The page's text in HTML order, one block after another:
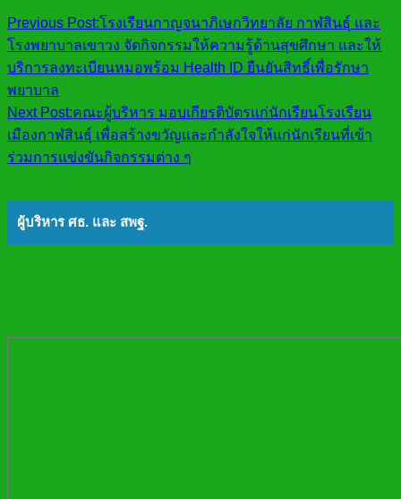
Previous Post:โรงเรียนกาญจนาภิเษกวิทยาลัย กาฬสินธุ์ และ
โรงพยาบาลเขาวง จัดกิจกรรมให้ความรู้ด้านสุขศึกษา และให้
บริการลงทะเบียนหมอพร้อม Health ID ยืนยันสิทธิ์เพื่อรักษา
พยาบาล
Next Post:คณะผู้บริหาร มอบเกียรติบัตรแก่นักเรียนโรงเรียน
เมืองกาฬสินธุ์ เพื่อสร้างขวัญและกำลังใจให้แก่นักเรียนที่เข้า
ร่วมการแข่งขันกิจกรรมต่าง ๆ
ผู้บริหาร ศธ. และ สพฐ.